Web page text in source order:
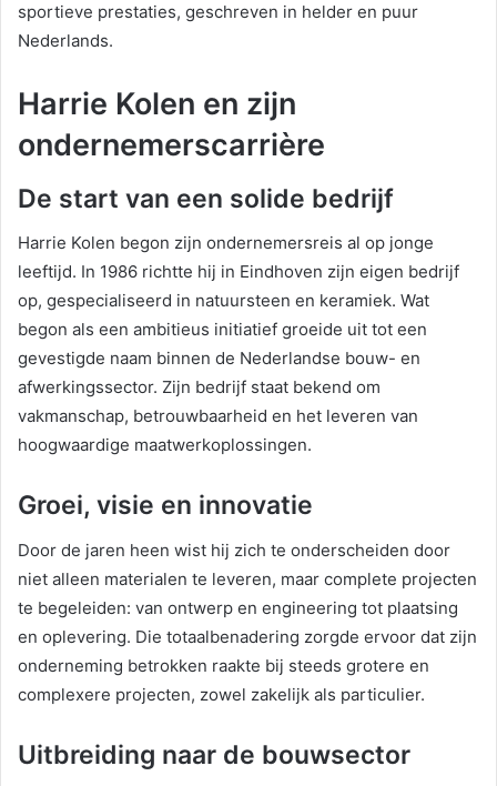
sportieve prestaties, geschreven in helder en puur
Nederlands.
Harrie Kolen en zijn
ondernemerscarrière
De start van een solide bedrijf
Harrie Kolen begon zijn ondernemersreis al op jonge
leeftijd. In 1986 richtte hij in Eindhoven zijn eigen bedrijf
op, gespecialiseerd in natuursteen en keramiek. Wat
begon als een ambitieus initiatief groeide uit tot een
gevestigde naam binnen de Nederlandse bouw- en
afwerkingssector. Zijn bedrijf staat bekend om
vakmanschap, betrouwbaarheid en het leveren van
hoogwaardige maatwerkoplossingen.
Groei, visie en innovatie
Door de jaren heen wist hij zich te onderscheiden door
niet alleen materialen te leveren, maar complete projecten
te begeleiden: van ontwerp en engineering tot plaatsing
en oplevering. Die totaalbenadering zorgde ervoor dat zijn
onderneming betrokken raakte bij steeds grotere en
complexere projecten, zowel zakelijk als particulier.
Uitbreiding naar de bouwsector